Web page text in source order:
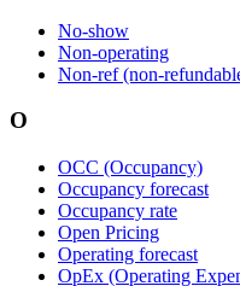
No-show
Non-operating
Non-ref (non-
O
OCC (Occupancy)
Occupancy forecast
Occupancy rate
Open Pricing
Operating forecast
OpEx (Operating